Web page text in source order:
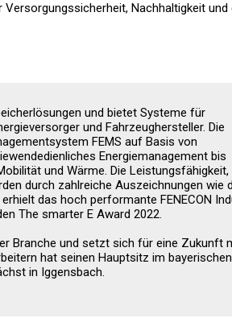
Nachhaltigkeit und
und bietet Systeme für
und Fahrzeughersteller. Die
FEMS auf Basis von
Energiemanagement bis
und Wärme. Die Leistungsfähigkeit,
durch zahlreiche Auszeichnungen wie
das hoch performante FENECON
The smarter E Award 2022.
Branche und setzt sich für eine Zukunft
hat seinen Hauptsitz im
in Iggensbach.